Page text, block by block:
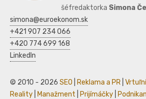
šéfredaktorka Simona
simona@euroekonom.sk
+421 907 234 066
+420 774 699 168
LinkedIn
© 2010 - 2026 SEO Reklama a PR
Reality
Manažment Prijímáčky